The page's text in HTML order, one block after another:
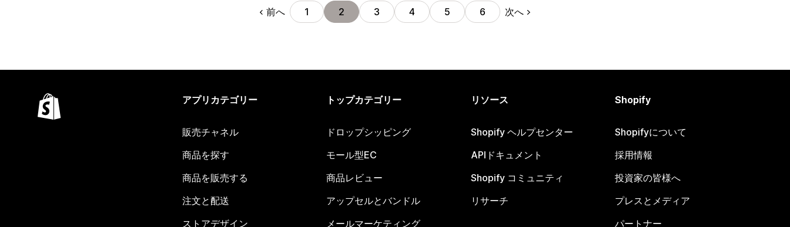
前へ 1 2 3 4 5 6 次へ
アプリカテゴリー
販売チャネル
商品を探す
商品を販売する
注文と配送
ストアデザイン
トップカテゴリー
ドロップシッピング
モール型EC
商品レビュー
アップセルとバンドル
メールマーケティング
リソース
Shopify ヘルプセンター
APIドキュメント
Shopify コミュニティ
リサーチ
Shopify
Shopifyについて
採用情報
投資家の皆様へ
プレスとメディア
パートナー